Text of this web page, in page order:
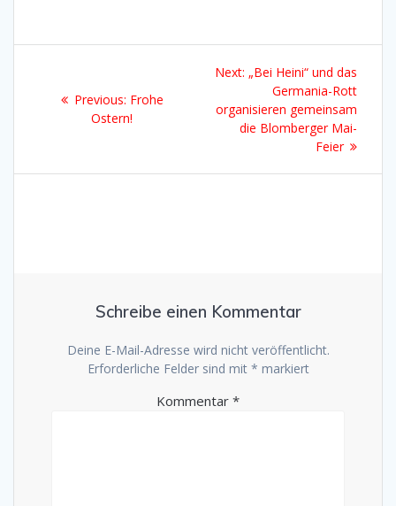
Beitragsnavigation
Previous: Previous
post:
Frohe
Ostern!
Next:
Next
post:
„Bei Heini“ und das
Germania-Rott
organisieren gemeinsam
die Blomberger Mai-
Feier
Schreibe einen Kommentar
Deine E-Mail-Adresse wird nicht veröffentlicht.
Erforderliche Felder sind mit * markiert
Kommentar *